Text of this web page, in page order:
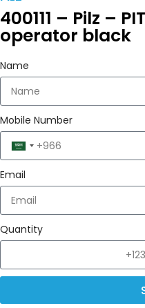
400111 – Pilz –
operator black
Name
Mobile Number
Saudi
Arabia
+966
Email
Quantity